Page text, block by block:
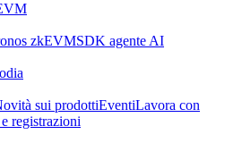
zkEVMSDK agente AI
sui prodottiEventiLavora con
registrazioni